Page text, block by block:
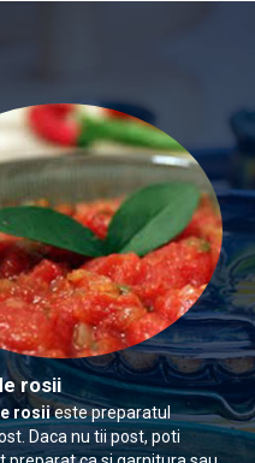
rosii
rosiieste preparatul
Daca nu tii post, poti